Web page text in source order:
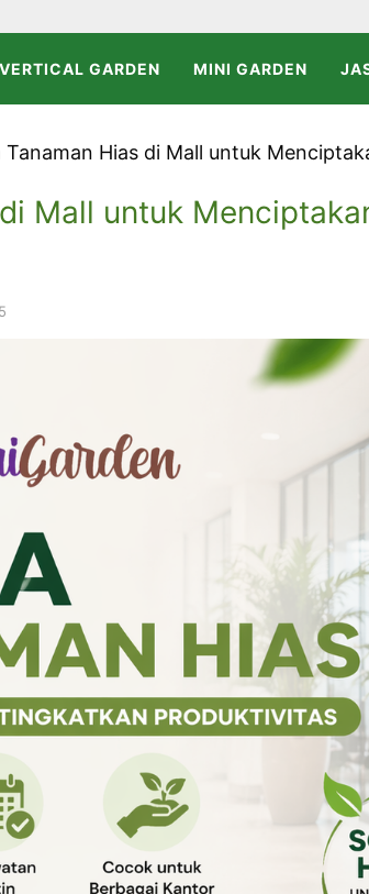
VERTICAL GARDEN MINI GARDEN
Tanaman Hias di Mall untuk
Mall untuk